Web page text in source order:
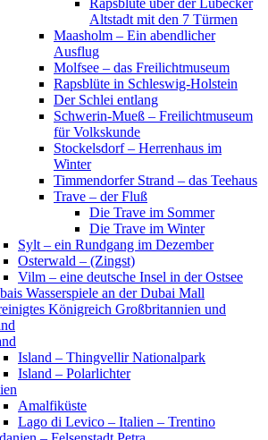
Rapsblüte über der Lübecker
Altstadt mit den 7 Türmen
Maasholm – Ein abendlicher
Ausflug
Molfsee – das Freilichtmuseum
Rapsblüte in Schleswig-Holstein
Der Schlei entlang
Schwerin-Mueß – Freilichtmuseum
für Volkskunde
Stockelsdorf – Herrenhaus im
Winter
Timmendorfer Strand – das Teehaus
Trave – der Fluß
Die Trave im Sommer
Die Trave im Winter
Sylt – ein Rundgang im Dezember
Osterwald – (Zingst)
Vilm – eine deutsche Insel in der Ostsee
Wasserspiele an der Dubai Mall
Königreich Großbritannien und
Island – Thingvellir Nationalpark
Island – Polarlichter
Amalfiküste
Lago di Levico – Italien – Trentino